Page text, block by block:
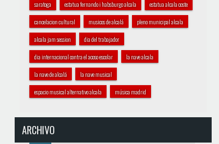
saratoga estatua fernando i habsburgo alcala estatua alcala coste
cancelacion cultural musicos de alcalá pleno municipal alcala
alcala jam session dia del trabajador
dia internacional contra el acoso escolar la nave alcala
la nave de alcalá la nave musical
espacio musical alternativo alcala música madrid
ARCHIVO